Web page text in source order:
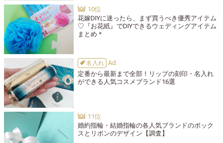
花嫁DIYに迷ったら、まず買うべき優秀アイテム
♡『お花紙』でDIYできるウェディングアイテム
まとめ＊
名入れ
定番から最新まで全部！リップの刻印・名入れ
ができる人気コスメブランド16選
婚約指輪・結婚指輪の各人気ブランドのボック
スとリボンのデザイン【調査】